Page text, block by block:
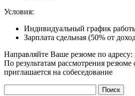
Условия:
Индивидуальный график
Зарплата сдельная (50% от
Направляйте Ваше резюме по адресу:
По результатам рассмотрения резюме
приглашается на собеседование